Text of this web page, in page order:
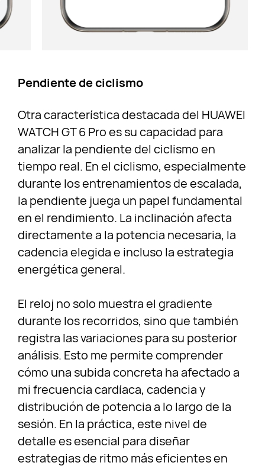
Pendiente de ciclismo
Otra característica destacada del HUAWEI
WATCH GT 6 Pro es su capacidad para
analizar la pendiente del ciclismo en
tiempo real. En el ciclismo, especialmente
durante los entrenamientos de escalada,
la pendiente juega un papel fundamental
en el rendimiento. La inclinación afecta
directamente a la potencia necesaria, la
cadencia elegida e incluso la estrategia
energética general.
El reloj no solo muestra el gradiente
durante los recorridos, sino que también
registra las variaciones para su posterior
análisis. Esto me permite comprender
cómo una subida concreta ha afectado a
mi frecuencia cardíaca, cadencia y
distribución de potencia a lo largo de la
sesión. En la práctica, este nivel de
detalle es esencial para diseñar
estrategias de ritmo más eficientes en